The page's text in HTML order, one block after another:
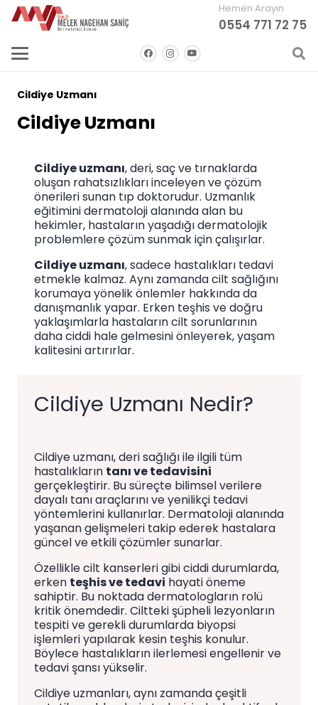
Hemen Arayın
0554 771 72 75
Cildiye Uzmanı
Cildiye Uzmanı
Cildiye uzmanı, deri, saç ve tırnaklarda
oluşan rahatsızlıkları inceleyen ve çözüm
önerileri sunan tıp doktorudur. Uzmanlık
eğitimini dermatoloji alanında alan bu
hekimler, hastaların yaşadığı dermatolojik
problemlere çözüm sunmak için çalışırlar.
Cildiye uzmanı, sadece hastalıkları tedavi
etmekle kalmaz. Aynı zamanda cilt sağlığını
korumaya yönelik önlemler hakkında da
danışmanlık yapar. Erken teşhis ve doğru
yaklaşımlarla hastaların cilt sorunlarının
daha ciddi hale gelmesini önleyerek, yaşam
kalitesini artırırlar.
Cildiye Uzmanı Nedir?
Cildiye uzmanı, deri sağlığı ile ilgili tüm
hastalıkların tanı ve tedavisini
gerçekleştirir. Bu süreçte bilimsel verilere
dayalı tanı araçlarını ve yenilikçi tedavi
yöntemlerini kullanırlar. Dermatoloji alanında
yaşanan gelişmeleri takip ederek hastalara
güncel ve etkili çözümler sunarlar.
Özellikle cilt kanserleri gibi ciddi durumlarda,
erken teşhis ve tedavi hayati öneme
sahiptir. Bu noktada dermatologların rolü
kritik önemdedir. Ciltteki şüpheli lezyonların
tespiti ve gerekli durumlarda biyopsi
işlemleri yapılarak kesin teşhis konulur.
Böylece hastalıkların ilerlemesi engellenir ve
tedavi şansı yükselir.
Cildiye uzmanları, aynı zamanda çeşitli